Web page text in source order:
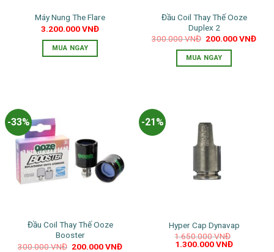
Máy Nung The Flare
3.200.000VNĐ
MUA NGAY
Đầu Coil Thay Thế Ooze
Duplex 2
300.000VNĐ Giá
là:
300.000 VNĐ.
200.000VNĐGiá
MUA NGAY
-33%
Đầu Coil Thay Thế Ooze
Booster
300.000VNĐ Giá
200.000VNĐGiá
-21%
Hyper Cap Dynavap
1.650.000VNĐ
Giá
1.300.000VNĐGiá